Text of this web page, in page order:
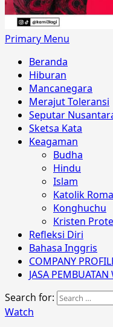
Primary Menu
Beranda
Hiburan
Mancanegara
Merajut Toleransi
Seputar
Sketsa Kata
Keagaman
Budha
Hindu
Islam
Katolik Roma
Konghuchu
Kristen
Refleksi Diri
Bahasa Inggris
COMPANY
JASA PEMBUATAN
Search for:
Watch